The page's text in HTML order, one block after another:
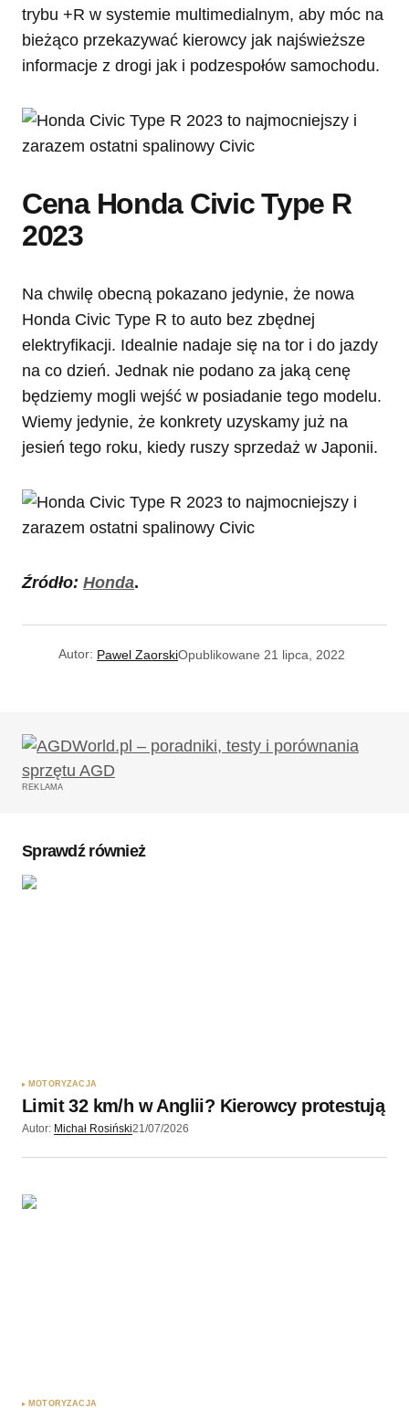
trybu +R w systemie multimedialnym, aby móc na
bieżąco przekazywać kierowcy jak najświeższe
informacje z drogi jak i podzespołów samochodu.
Cena Honda Civic Type R
2023
Na chwilę obecną pokazano jedynie, że nowa
Honda Civic Type R to auto bez zbędnej
elektryfikacji. Idealnie nadaje się na tor i do jazdy
na co dzień. Jednak nie podano za jaką cenę
będziemy mogli wejść w posiadanie tego modelu.
Wiemy jedynie, że konkrety uzyskamy już na
jesień tego roku, kiedy ruszy sprzedaż w Japonii.
Źródło: Honda.
Autor: Pawel ZaorskiOpublikowane 21 lipca, 2022
REKLAMA
Sprawdź również
MOTORYZACJA
Limit 32 km/h w Anglii? Kierowcy protestują
Autor: Michał Rosiński21/07/2026
MOTORYZACJA